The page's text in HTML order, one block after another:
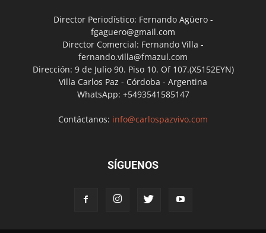
Director Periodístico: Fernando Agüero -
fgaguero@gmail.com
Director Comercial: Fernando Villa -
fernando.villa@fmazul.com
Dirección: 9 de Julio 90. Piso 10. Of 107.(X5152EYN)
Villa Carlos Paz - Córdoba - Argentina
WhatsApp: +5493541585147
Contáctanos: info@carlospazvivo.com
SÍGUENOS